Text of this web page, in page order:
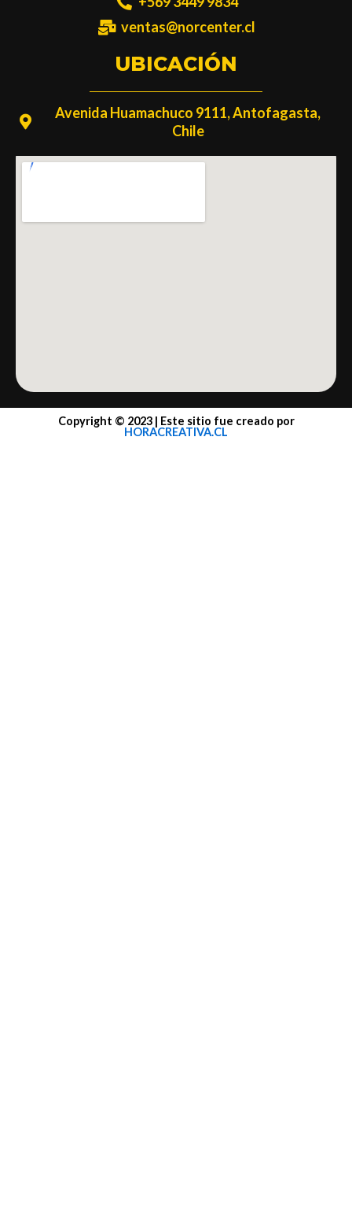
ventas@norcenter.cl
UBICACIÓN
Avenida Huamachuco 9111, Antofagasta,
Chile
Copyright © 2023 | Este sitio fue creado por
HORACREATIVA.CL